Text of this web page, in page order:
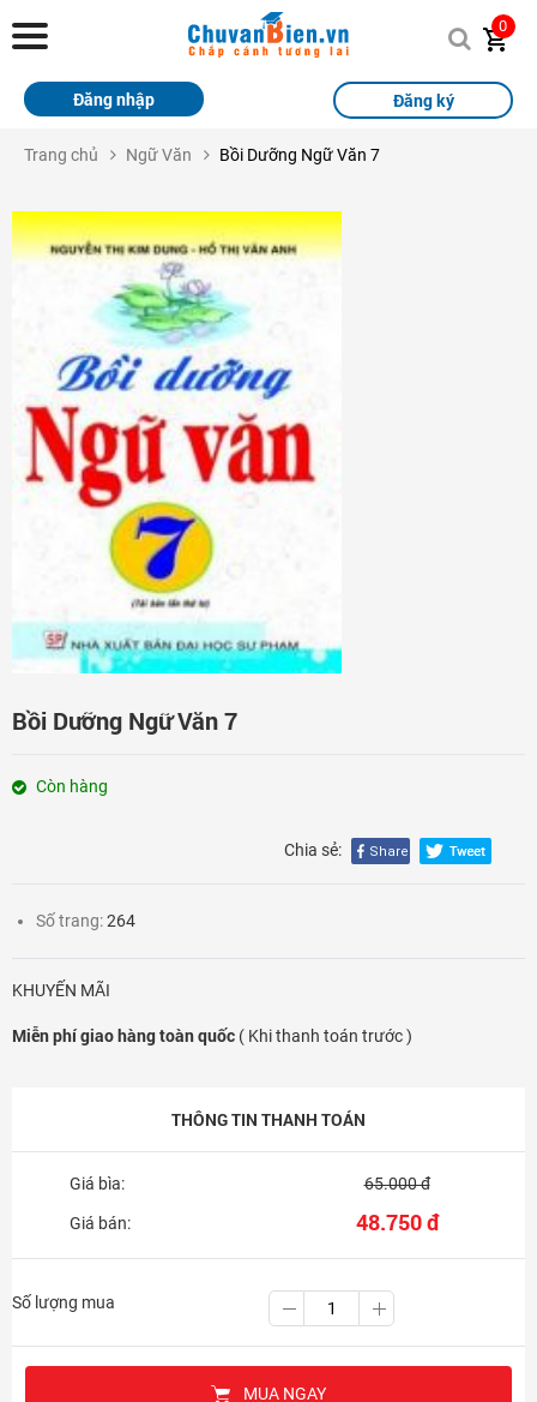
Chuvanbien.vn
Trang chủ
Thi Online
Tài liệu miễn phí
Học sinh xuất sắc
Giải bài tập
Tin tức
Liên hệ
Đăng nhập
0
Đăng ký
Đăng nhập
Trang chủ Ngữ Văn Bồi Dưỡng Ngữ Văn 7
Bồi Dưỡng Ngữ Văn 7
Còn hàng
Chia sẻ:
Số trang:264
KHUYẾN MÃI
Miễn phí giao hàng toàn quốc ( Khi thanh toán trước )
THÔNG TIN THANH TOÁN
Giá bìa:
Giá bán:
65.000 đ
48.750 đ
Số lượng mua
MUA NGAY